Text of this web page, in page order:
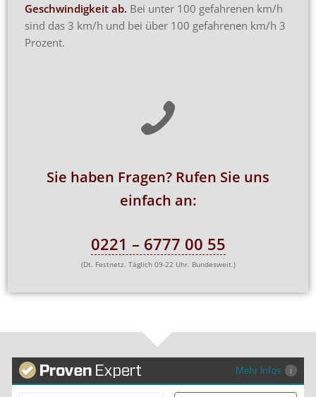
Geschwindigkeit ab. Bei unter 100 gefahrenen km/h
sind das 3 km/h und bei über 100 gefahrenen km/h 3
Prozent.
Sie haben Fragen? Rufen Sie uns
einfach an:
0221 – 6777 00 55
(Dt. Festnetz. Täglich 09-22 Uhr. Bundesweit.)
Mehr Infos